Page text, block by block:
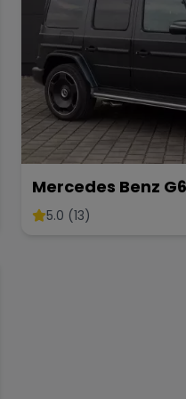
Mercedes Benz
Schwarz
5.0 (13)